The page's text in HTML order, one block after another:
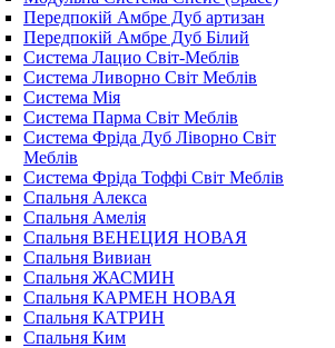
Передпокій Амбре Дуб артизан
Передпокій Амбре Дуб Білий
Система Лацио Світ-Меблів
Система Ливорно Світ Меблів
Система Мія
Система Парма Свiт Меблiв
Система Фріда Дуб Ліворно Світ
Меблів
Система Фріда Тоффі Світ Меблів
Спальня Алекса
Спальня Амелія
Спальня ВЕНЕЦИЯ НОВАЯ
Спальня Вивиан
Спальня ЖАСМИН
Спальня КАРМЕН НОВАЯ
Спальня КАТРИН
Спальня Ким